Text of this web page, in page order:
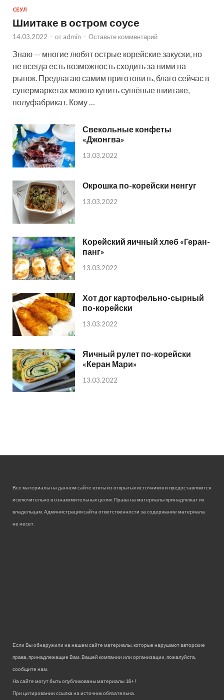
СЕУЛ
Шиитаке в остром соусе
14.03.2022 - от admin - Оставьте комментарий
Знаю — многие любят острые корейские закуски, но
не всегда есть возможность сходить за ними на
рынок. Предлагаю самим приготовить, благо сейчас в
супермаркетах можно купить сушёные шиитаке,
полуфабрикат. Кому …
Свекольные конфеты
«Джонгва»
13.03.2022
Окрошка по-корейски ненгуг
13.03.2022
Корейский яичный хлеб «Геран-
панг»
13.03.2022
Хот дог картофельно-сырный
по-корейски
13.03.2022
Яичный рулет по-корейски
«Керан Мари»
13.03.2022
Все материалы на данном сайте взяты из открытых источников и предоставляются
исключительно в ознакомительных целях. Права на материалы принадлежат их
владельцам. Администрация сайта ответственности за содержание материала
не несет.
Если Вы обнаружили на нашем сайте материалы, которые нарушают авторские
права, принадлежащие Вам, Вашей компании или организации, пожалуйста,
сообщите нам.
На сайте могут быть опубликованы материалы 18+!
При цитировании ссылка на источник обязательна.